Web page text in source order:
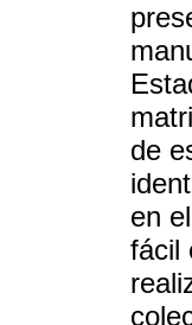
de
en
fácil